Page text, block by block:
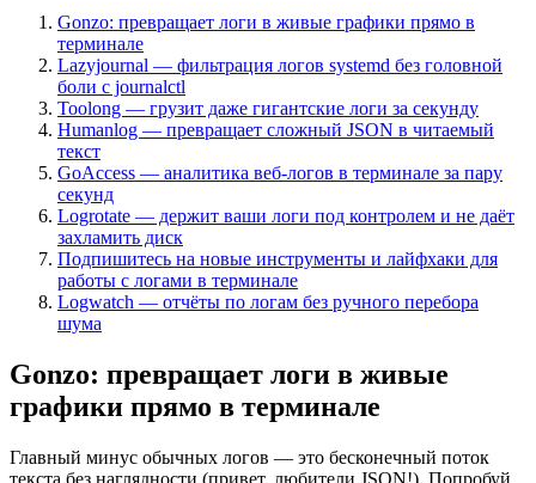
Gonzo: превращает логи в живые графики прямо в
терминале
Lazyjournal — фильтрация логов systemd без головной
боли с journalctl
Toolong — грузит даже гигантские логи за секунду
Humanlog — превращает сложный JSON в читаемый
текст
GoAccess — аналитика веб-логов в терминале за пару
секунд
Logrotate — держит ваши логи под контролем и не даёт
захламить диск
Подпишитесь на новые инструменты и лайфхаки для
работы с логами в терминале
Logwatch — отчёты по логам без ручного перебора
шума
Gonzo: превращает логи в живые
графики прямо в терминале
Главный минус обычных логов — это бесконечный поток
текста без наглядности (привет, любители JSON!). Попробуй